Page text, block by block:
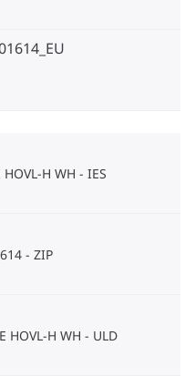
H WH IES
ZIP
HOVL-H WH ULD